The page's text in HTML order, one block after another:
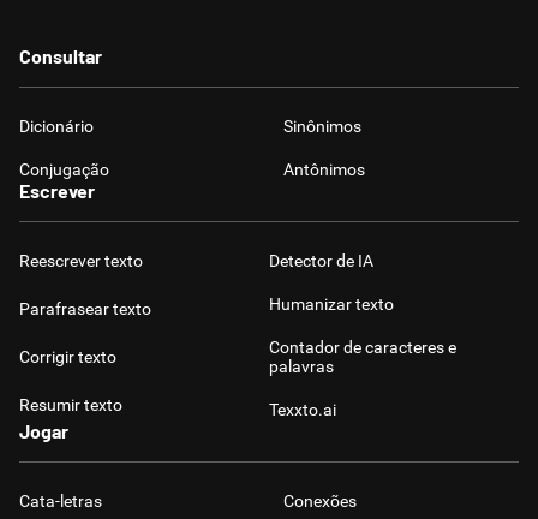
Consultar
Dicionário Sinônimos
Conjugação Antônimos
Escrever
Reescrever texto
Parafrasear texto
Corrigir texto
Resumir texto
Detector de IA
Humanizar texto
Contador de caracteres e
palavras
Texxto.ai
Jogar
Cata-letras Conexões